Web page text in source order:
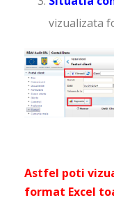
vizualizata
Astfel poti
format Excel